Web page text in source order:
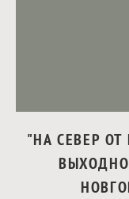
"НА СЕВЕР